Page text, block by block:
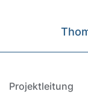
Projektleitung